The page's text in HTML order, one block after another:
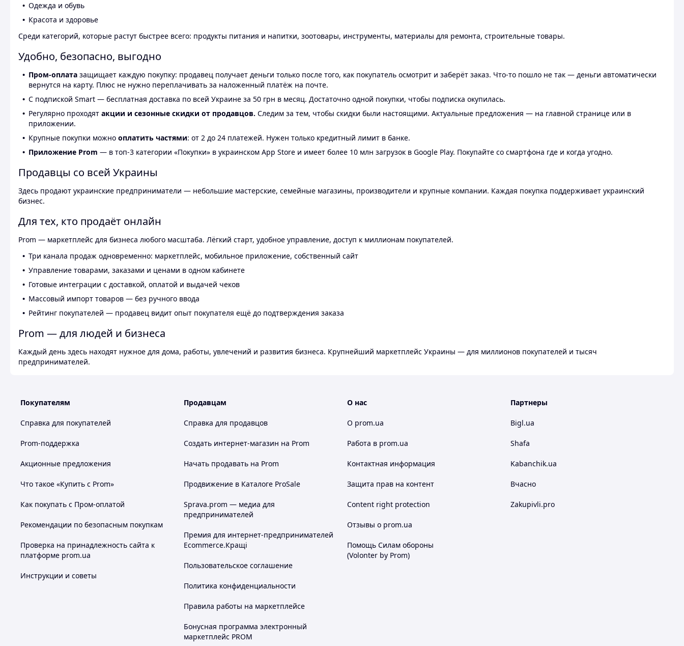
Одежда и обувь
Красота и здоровье
Среди категорий, которые растут быстрее всего: продукты питания и напитки, зоотовары, инструменты, материалы для ремонта, строительные товары.
Удобно, безопасно, выгодно
Пром-оплата защищает каждую покупку: продавец получает деньги только после того, как покупатель осмотрит и заберёт заказ. Что-то пошло не так — деньги автоматически
вернутся на карту. Плюс не нужно переплачивать за наложенный платёж на почте.
С подпиской Smart — бесплатная доставка по всей Украине за 50 грн в месяц. Достаточно одной покупки, чтобы подписка окупилась.
Регулярно проходят акции и сезонные скидки от продавцов. Следим за тем, чтобы скидки были настоящими. Актуальные предложения — на главной странице или в
приложении.
Крупные покупки можно оплатить частями: от 2 до 24 платежей. Нужен только кредитный лимит в банке.
Приложение Prom — в топ-3 категории «Покупки» в украинском App Store и имеет более 10 млн загрузок в Google Play. Покупайте со смартфона где и когда угодно.
Продавцы со всей Украины
Здесь продают украинские предприниматели — небольшие мастерские, семейные магазины, производители и крупные компании. Каждая покупка поддерживает украинский
бизнес.
Для тех, кто продаёт онлайн
Prom — маркетплейс для бизнеса любого масштаба. Лёгкий старт, удобное управление, доступ к миллионам покупателей.
Три канала продаж одновременно: маркетплейс, мобильное приложение, собственный сайт
Управление товарами, заказами и ценами в одном кабинете
Готовые интеграции с доставкой, оплатой и выдачей чеков
Массовый импорт товаров — без ручного ввода
Рейтинг покупателей — продавец видит опыт покупателя ещё до подтверждения заказа
Prom — для людей и бизнеса
Каждый день здесь находят нужное для дома, работы, увлечений и развития бизнеса. Крупнейший маркетплейс Украины — для миллионов покупателей и тысяч
предпринимателей.
Покупателям
Справка для покупателей
Prom-поддержка
Акционные предложения
Что такое «Купить с Prom»
Как покупать с Пром-оплатой
Рекомендации по безопасным покупкам
Проверка на принадлежность сайта к
платформе prom.ua
Инструкции и советы
Продавцам
Справка для продавцов
Создать интернет-магазин на Prom
Начать продавать на Prom
Продвижение в Каталоге ProSale
Sprava.prom — медиа для
предпринимателей
Премия для интернет-предпринимателей
Ecommerce.Кращі
Пользовательское соглашение
Политика конфиденциальности
Правила работы на маркетплейсе
Бонусная программа электронный
маркетплейс PROM
О нас
О prom.ua
Работа в prom.ua
Контактная информация
Защита прав на контент
Content right protection
Отзывы о prom.ua
Помощь Силам обороны
(Volonter by Prom)
Партнеры
Bigl.ua
Shafa
Kabanchik.ua
Вчасно
Zakupivli.pro